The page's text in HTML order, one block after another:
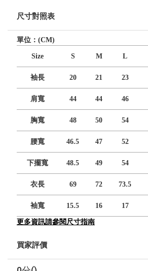
尺寸對照表
單位：(CM)
Size S M L
袖長 20 21 23
肩寬 44 44 46
胸寬 48 50 54
腰寬 46.5 47 52
下擺寬 48.5 49 54
衣長 69 72 73.5
袖寬 15.5 16 17
更多資訊請參閱尺寸指南
買家評價